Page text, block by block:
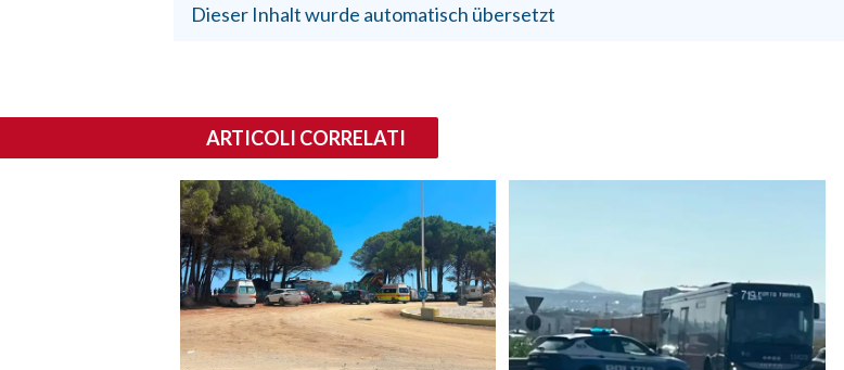
Dieser Inhalt wurde automatisch übersetzt
ARTICOLI CORRELATI